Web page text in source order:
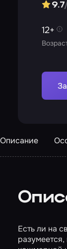
9.7
12+
Описание
Есть ли на